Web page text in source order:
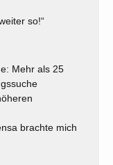
so!“
Mehr als 25
brachte mich